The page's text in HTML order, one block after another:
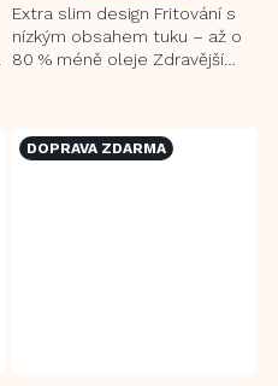
Extra slim design Fritování s
nízkým obsahem tuku – až o
80 % méně oleje Zdravější
DOPRAVA ZDARMA